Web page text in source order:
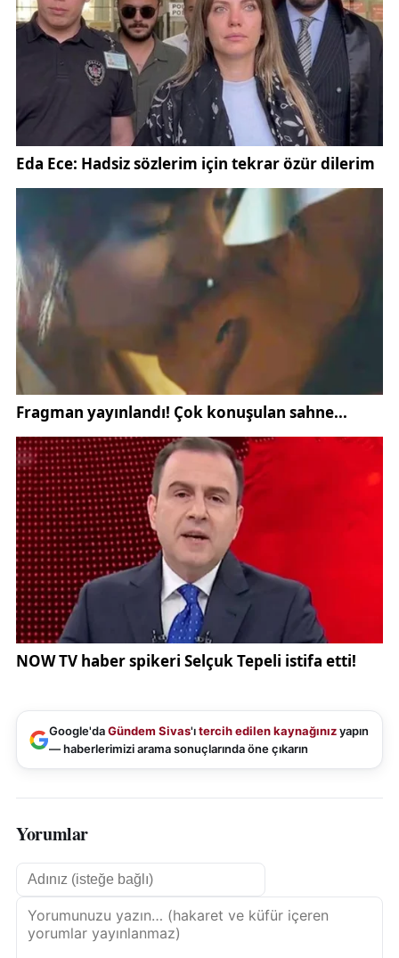
Google'daGündem Sivas'ıtercih edilen kaynağınızyapın
— haberlerimizi arama sonuçlarında öne çıkarın
Yorumlar